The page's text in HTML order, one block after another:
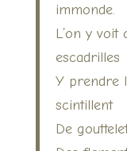
immonde.
L’on y voit
escadrilles
Y prendre
scintillent
De